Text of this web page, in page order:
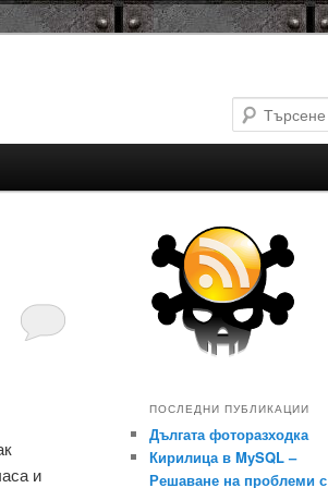
и
ПОСЛЕДНИ ПУБЛИКАЦИИ
Дългата фоторазходка
Кирилица в MySQL –
Решаване на проблеми с